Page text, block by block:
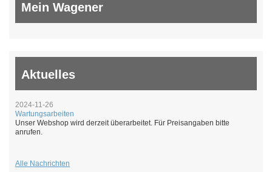
Mein Wagener
Aktuelles
2024-11-26
Wartungsarbeiten
Unser Webshop wird derzeit überarbeitet. Für Preisangaben bitte
anrufen.
Alle Nachrichten